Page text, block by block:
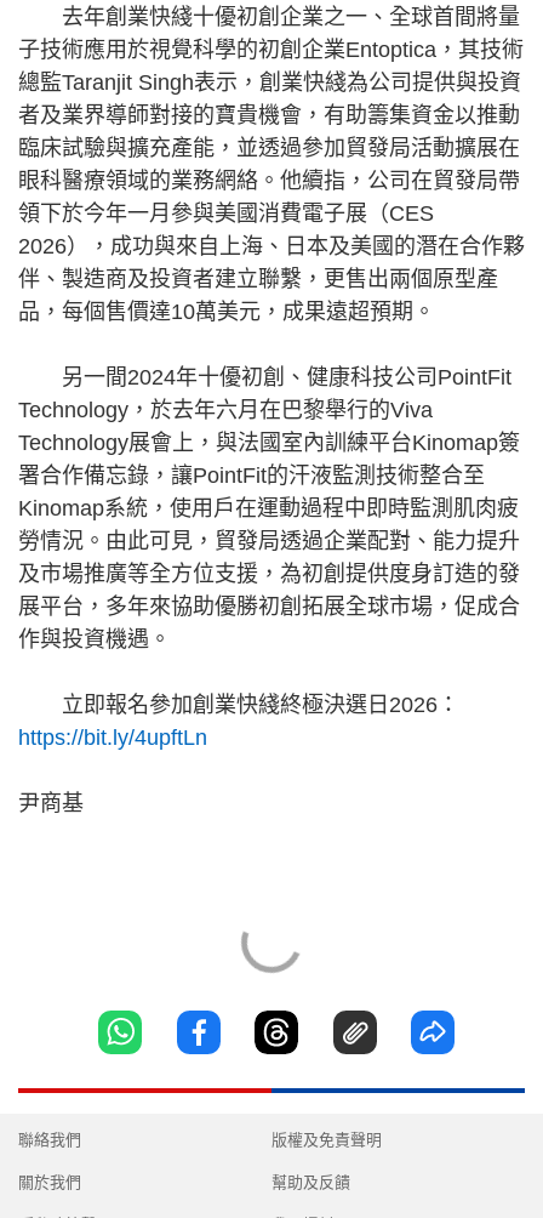
去年創業快綫十優初創企業之一、全球首間將量
子技術應用於視覺科學的初創企業Entoptica，其技術
總監Taranjit Singh表示，創業快綫為公司提供與投資
者及業界導師對接的寶貴機會，有助籌集資金以推動
臨床試驗與擴充產能，並透過參加貿發局活動擴展在
眼科醫療領域的業務網絡。他續指，公司在貿發局帶
領下於今年一月參與美國消費電子展（CES
2026），成功與來自上海、日本及美國的潛在合作夥
伴、製造商及投資者建立聯繫，更售出兩個原型產
品，每個售價達10萬美元，成果遠超預期。
另一間2024年十優初創、健康科技公司PointFit
Technology，於去年六月在巴黎舉行的Viva
Technology展會上，與法國室內訓練平台Kinomap簽
署合作備忘錄，讓PointFit的汗液監測技術整合至
Kinomap系統，使用戶在運動過程中即時監測肌肉疲
勞情況。由此可見，貿發局透過企業配對、能力提升
及市場推廣等全方位支援，為初創提供度身訂造的發
展平台，多年來協助優勝初創拓展全球市場，促成合
作與投資機遇。
立即報名參加創業快綫終極決選日2026：
https://bit.ly/4upftLn
尹商基
聯絡我們
關於我們
版權及免責聲明
幫助及反饋